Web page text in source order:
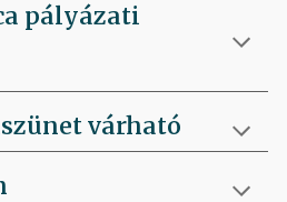
pályázati
várható